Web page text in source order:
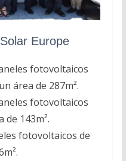
Europe
fotovoltaicos
área de 287m².
fotovoltaicos
de 143m².
fotovoltaicos de